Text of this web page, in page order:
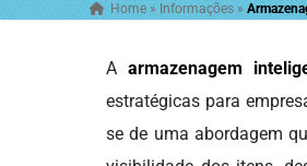
Home » Informações »
A armazenagem
estratégicas para
se de uma abordagem